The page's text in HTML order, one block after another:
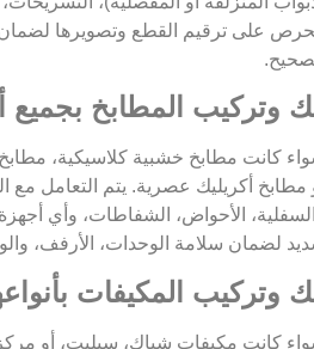
على ترقيم القطع وتصويرها لضمان
وتركيب المطابخ بجميع
كانت مطابخ خشبية كلاسيكية، مطابخ
مطابخ أكريليك عصرية. يتم التعامل مع
الأحواض، الشفاطات، وأي
لضمان سلامة الوحدات، الأرفف،
وتركيب المكيفات
كانت مكيفات شباك، سبليت، أو